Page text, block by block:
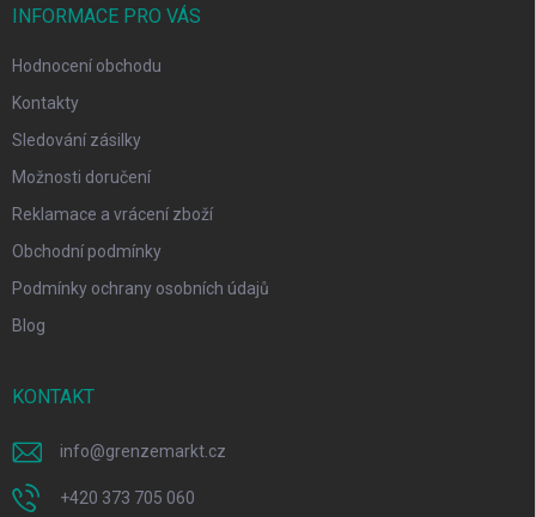
INFORMACE PRO VÁS
Hodnocení obchodu
Kontakty
Sledování zásilky
Možnosti doručení
Reklamace a vrácení zboží
Obchodní podmínky
Podmínky ochrany osobních údajů
Blog
KONTAKT
info@grenzemarkt.cz
+420 373 705 060